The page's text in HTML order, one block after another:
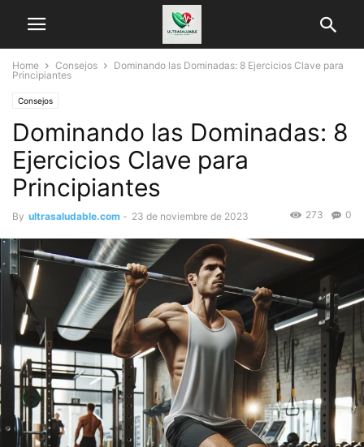
Home Consejos
Dominando las Dominadas: 8 Ejercicios Clave para
Principiantes
Consejos
Dominando las Dominadas: 8
Ejercicios Clave para
Principiantes
By ultrasaludable.com - 23 de noviembre de 2023 0
273